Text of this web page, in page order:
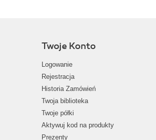
Twoje Konto
Logowanie
Rejestracja
Historia Zamówień
Twoja biblioteka
Twoje półki
Aktywuj kod na produkty
Prezenty